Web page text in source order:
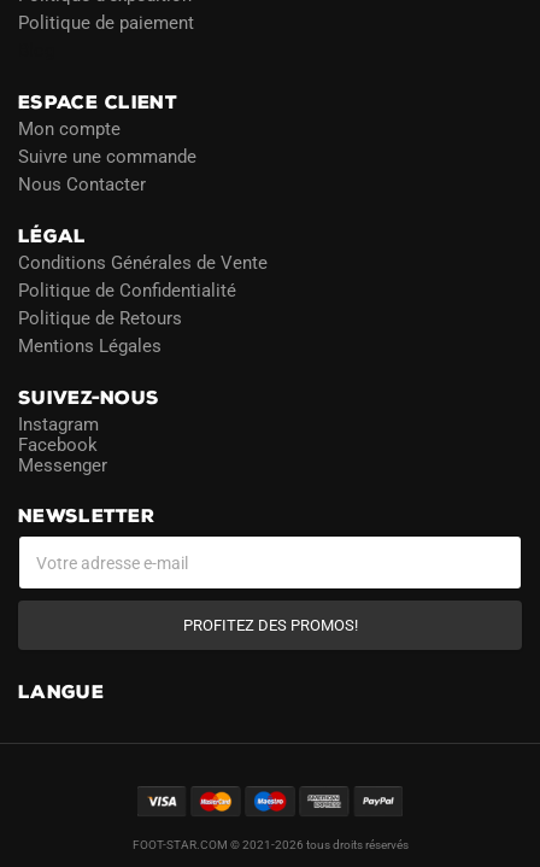
Politique de paiement
ESPACE CLIENT
Mon compte
Suivre une commande
Nous Contacter
LÉGAL
Conditions Générales de Vente
Politique de Confidentialité
Politique de Retours
Mentions Légales
SUIVEZ-NOUS
Instagram
Facebook
Messenger
NEWSLETTER
PROFITEZ DES PROMOS!
LANGUE
FOOT-STAR.COM © 2021-2026 tous droits réservés